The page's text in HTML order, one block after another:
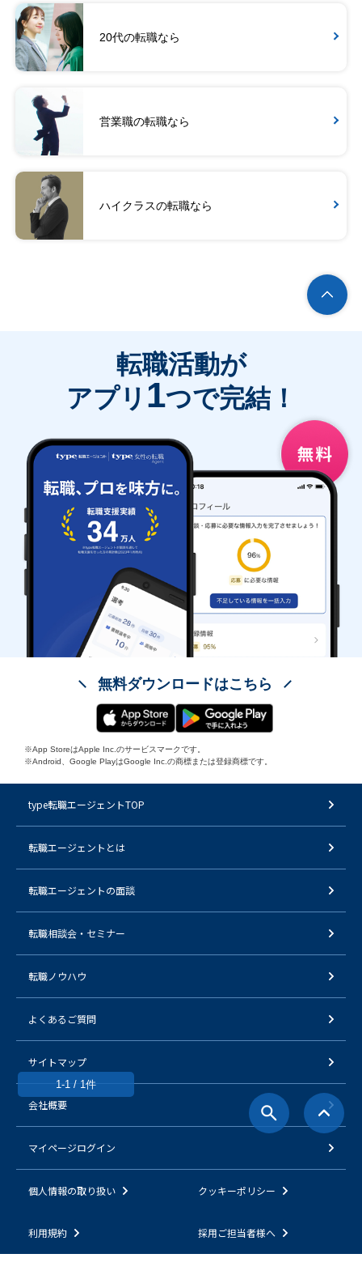
20代の転職なら
営業職の転職なら
ハイクラスの転職なら
1-1 / 1件
転職活動が
アプリ 1つで完結！
無料ダウンロードはこちら
※App StoreはApple Inc.のサービスマークです。
※Android、Google PlayはGoogle Inc.の商標または登録商標です。
type転職エージェントTOP
転職エージェントとは
転職エージェントの面談
転職相談会・セミナー
転職ノウハウ
よくあるご質問
サイトマップ
会社概要
マイページログイン
個人情報の取り扱い クッキーポリシー
利用規約 採用ご担当者様へ